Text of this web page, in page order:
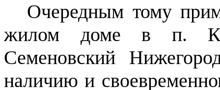
Очередным тому
жилом доме в п.
Семеновский
наличию и